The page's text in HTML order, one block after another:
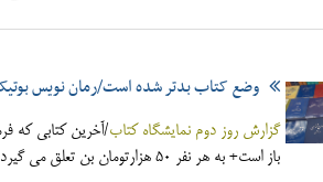
وضع کتاب بدتر شده است/رمان نویس
گزارش روز دوم نمایشگاه کتاب
باز است+ به هر نفر 50 هزارتومان بن تعلق می گیرد+ ناشران خودسانسوری می کنند.